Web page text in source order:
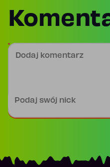
Dodaj komentarz
Podpis